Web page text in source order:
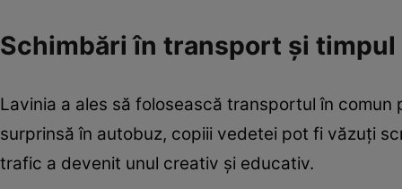
Schimbări în transport și timpul
Lavinia a ales să folosească transportul în
surprinsă în autobuz, copiii vedetei pot fi văzuți
trafic a devenit unul creativ și educativ.